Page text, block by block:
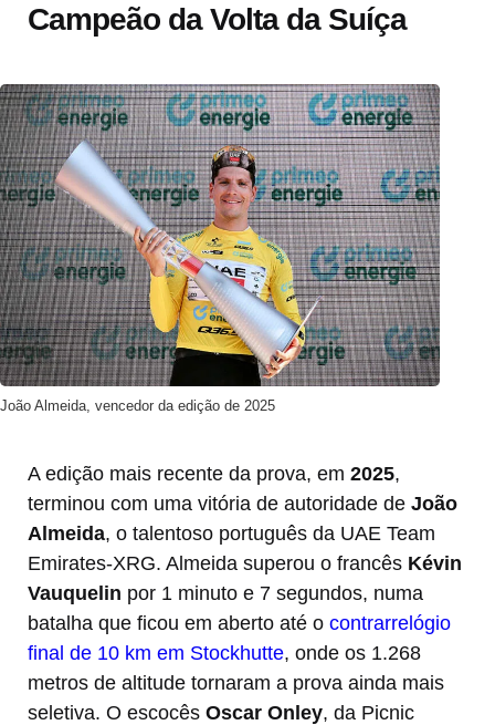
Campeão da Volta da Suíça
João Almeida, vencedor da edição de 2025
A edição mais recente da prova, em 2025,
terminou com uma vitória de autoridade de João
Almeida, o talentoso português da UAE Team
Emirates-XRG. Almeida superou o francês Kévin
Vauquelin por 1 minuto e 7 segundos, numa
batalha que ficou em aberto até o contrarrelógio
final de 10 km em Stockhutte, onde os 1.268
metros de altitude tornaram a prova ainda mais
seletiva. O escocês Oscar Onley, da Picnic